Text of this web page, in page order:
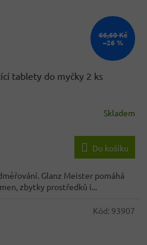
66,60 Kč
–26 %
tablety do myčky 2 ks
Skladem
Do košíku
Glanz Meister pomáhá
zbytky prostředků i...
Kód: 93907